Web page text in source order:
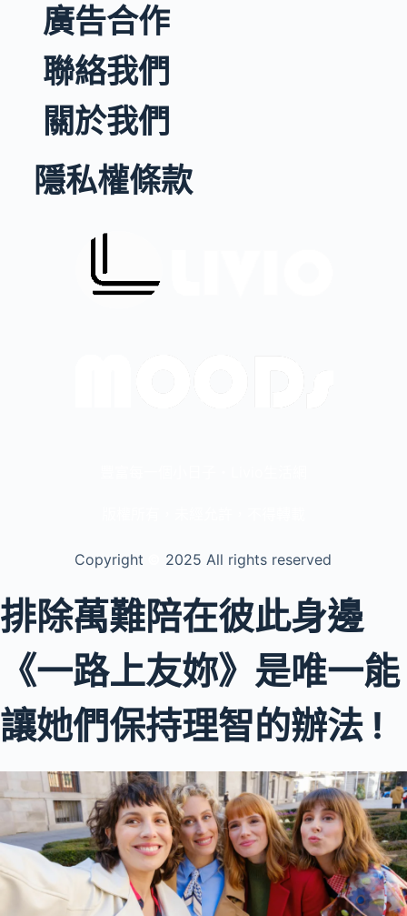
廣告合作
聯絡我們
關於我們
隱私權條款
Copyright 2025 All rights reserved
排除萬難陪在彼此身邊
《一路上友妳》是唯一能
讓她們保持理智的辦法 !